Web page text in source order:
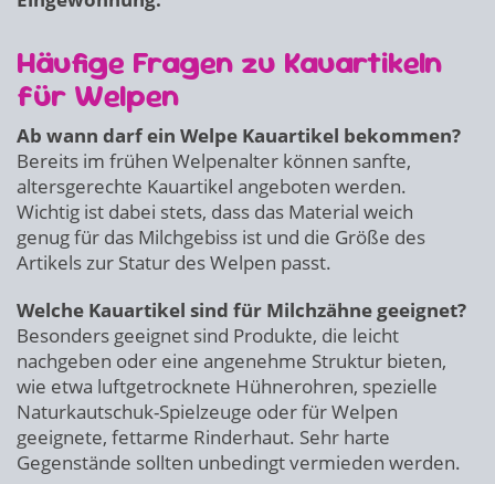
Häufige Fragen zu Kauartikeln
für Welpen
Ab wann darf ein Welpe Kauartikel bekommen?
Bereits im frühen Welpenalter können sanfte,
altersgerechte Kauartikel angeboten werden.
Wichtig ist dabei stets, dass das Material weich
genug für das Milchgebiss ist und die Größe des
Artikels zur Statur des Welpen passt.
Welche Kauartikel sind für Milchzähne geeignet?
Besonders geeignet sind Produkte, die leicht
nachgeben oder eine angenehme Struktur bieten,
wie etwa luftgetrocknete Hühnerohren, spezielle
Naturkautschuk-Spielzeuge oder für Welpen
geeignete, fettarme Rinderhaut. Sehr harte
Gegenstände sollten unbedingt vermieden werden.